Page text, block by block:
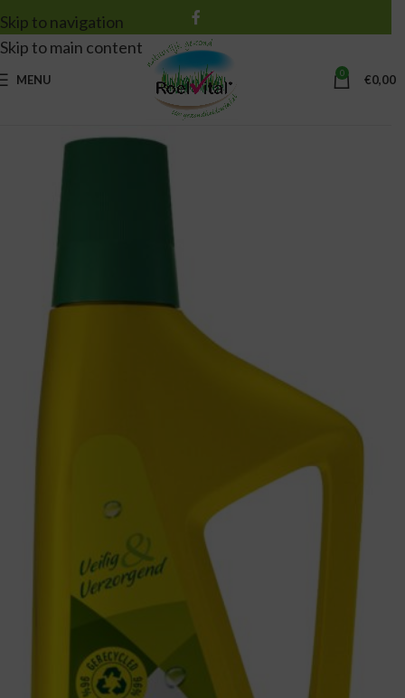
Skip to navigation
Skip to main content
MENU 0 €0,00